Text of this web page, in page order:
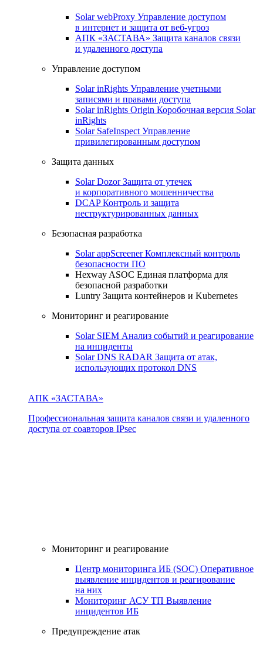
Solar webProxy Управление доступом
в интернет и защита от веб-угроз
АПК «ЗАСТАВА» Защита каналов связи
и удаленного доступа
Управление доступом
Solar inRights Управление учетными
записями и правами доступа
Solar inRights Origin Коробочная версия Solar
inRights
Solar SafeInspect Управление
привилегированным доступом
Защита данных
Solar DozorЗащита от утечек
и корпоративного мошенничества
DCAPКонтроль и защита
неструктурированных данных
Безопасная разработка
Solar appScreenerКомплексный контроль
безопасности ПО
Hexway ASOC Единая платформа для
безопасной разработки
Luntry Защита контейнеров и Kubernetes
Мониторинг и реагирование
Solar SIEM Анализ событий и реагирование
на инциденты
Solar DNS RADAR Защита от атак,
использующих протокол DNS
АПК «ЗАСТАВА»
Профессиональная защита каналов связи и удаленного
доступа от соавторов IPsec
Мониторинг и реагирование
Центр мониторинга ИБ (SOC) Оперативное
выявление инцидентов и реагирование
на них
Мониторинг АСУ ТП Выявление
инцидентов ИБ
Предупреждение атак